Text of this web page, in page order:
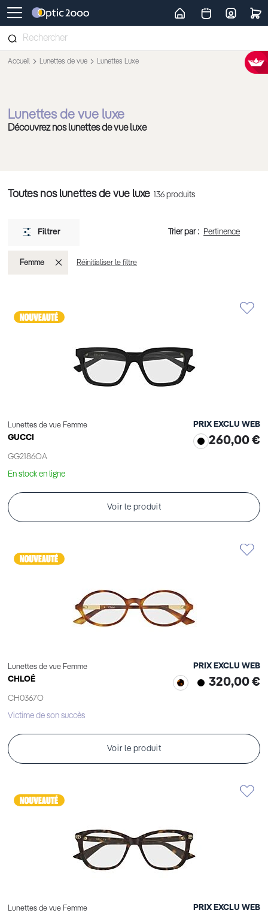
Retour vers la page d'accueil
Accueil Lunettes de vue Lunettes Luxe
Lunettes de vue luxe
Découvrez nos lunettes de vue luxe
Toutes nos lunettes de vue luxe 136 produits
Lunettes de vue Femme
GUCCI
GG2186OA
PRIX EXCLU WEB
260,00 €
En stock en ligne
Voir le produit
Lunettes de vue Femme
CHLOÉ
CH0367O
PRIX EXCLU WEB
320,00 €
Victime de son succès
Voir le produit
Lunettes de vue Femme PRIX EXCLU WEB
Filtrer Trier par :
Femme Supprimer
Élément
Réinitialiser le filtre